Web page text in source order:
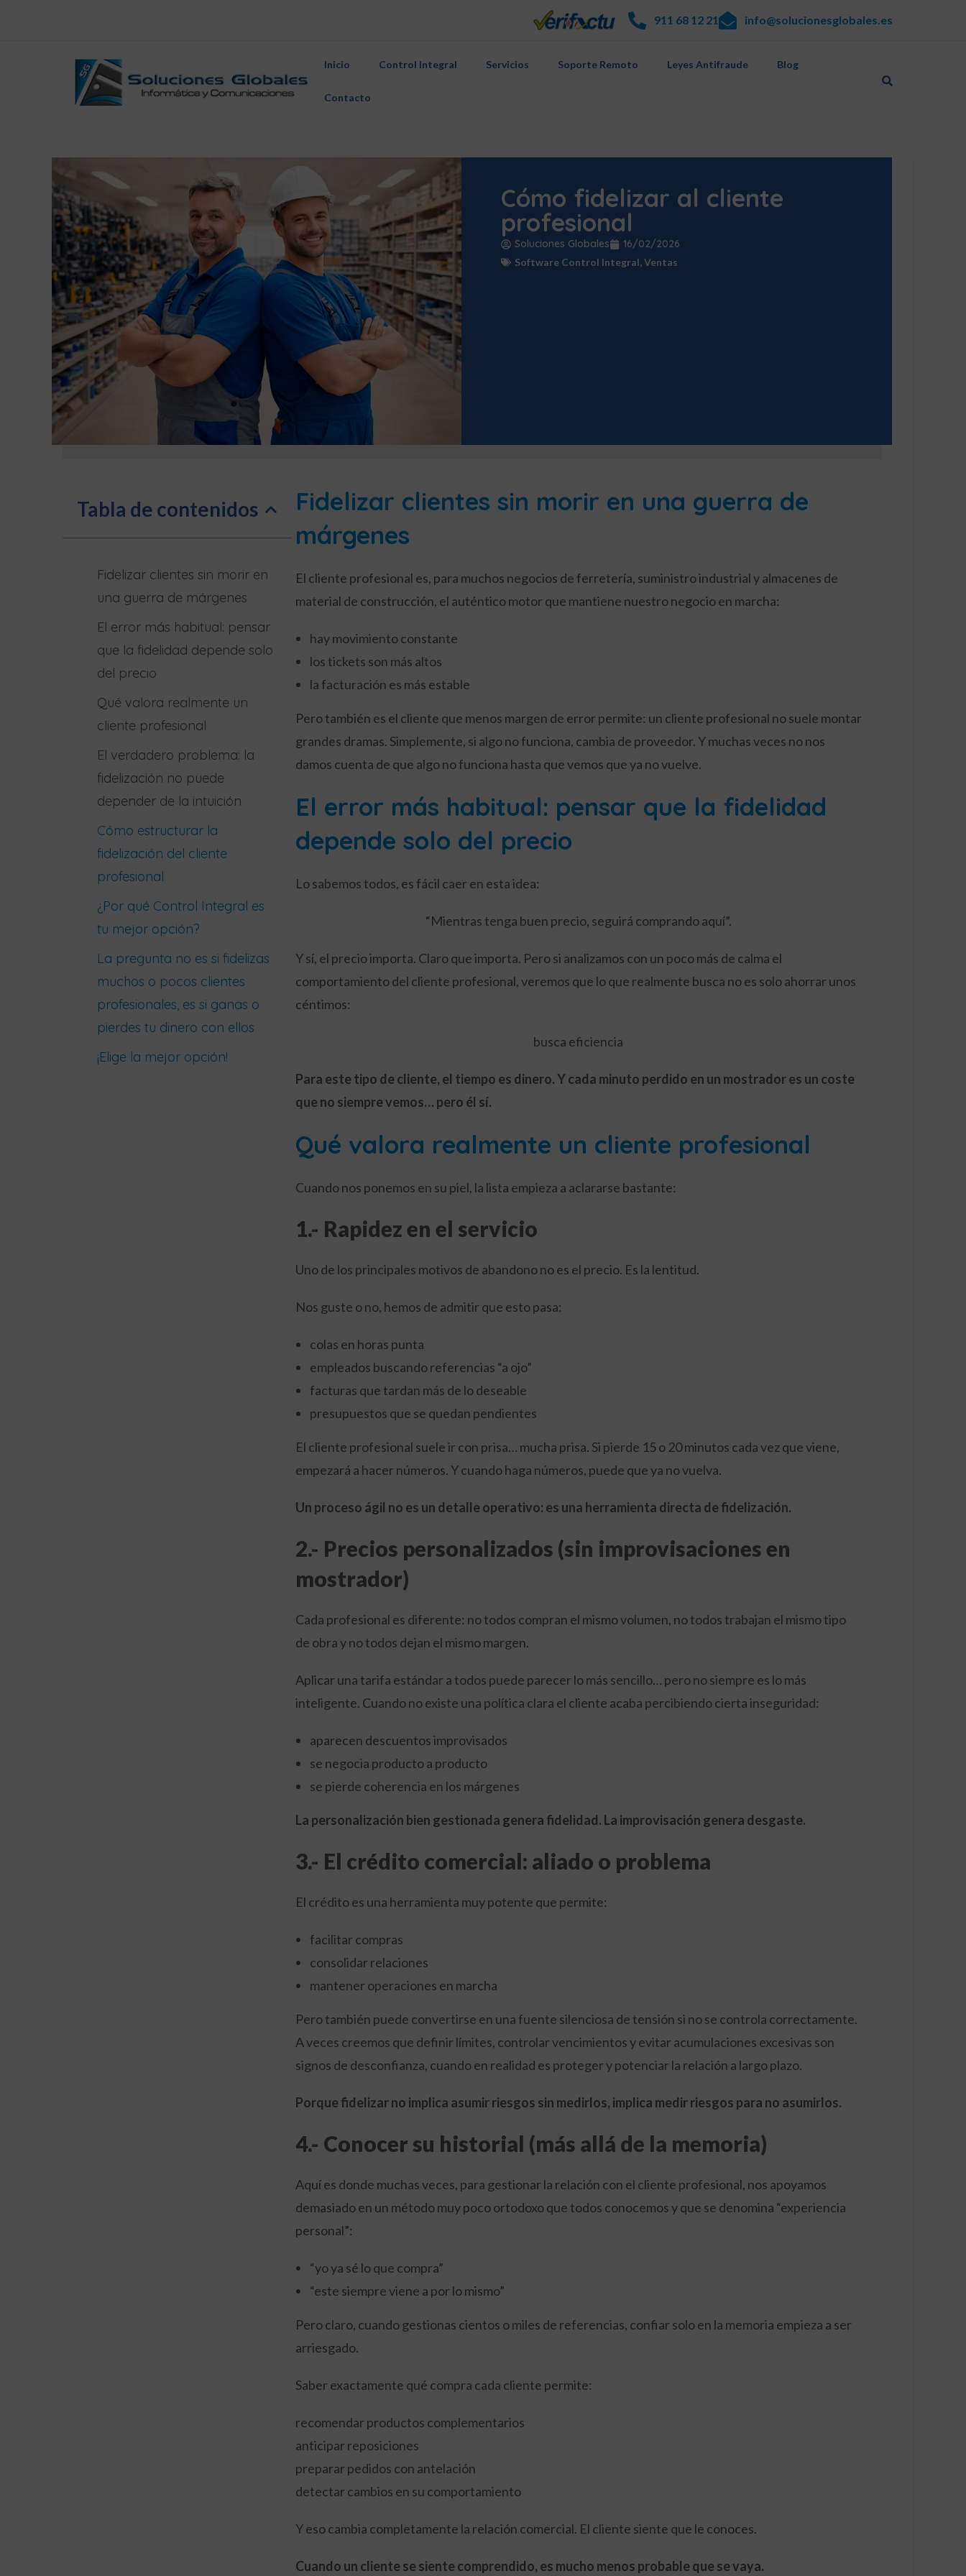
911 68 12 21 info@solucionesglobales.es
Inicio Control Integral Servicios Soporte Remoto Leyes Antifraude Blog
Contacto
Cómo fidelizar al cliente
profesional
Soluciones Globales 16/02/2026
Software Control Integral,Ventas
Tabla de contenidos
Fidelizar clientes sin morir en
una guerra de márgenes
El error más habitual: pensar
que la fidelidad depende solo
del precio
Qué valora realmente un
cliente profesional
El verdadero problema: la
fidelización no puede
depender de la intuición
Cómo estructurar la
fidelización del cliente
profesional
¿Por qué Control Integral es
tu mejor opción?
La pregunta no es si fidelizas
muchos o pocos clientes
profesionales, es si ganas o
pierdes tu dinero con ellos
¡Elige la mejor opción!
Fidelizar clientes sin morir en una guerra de
márgenes
El cliente profesional es, para muchos negocios de ferretería, suministro industrial y almacenes de
material de construcción, el auténtico motor que mantiene nuestro negocio en marcha:
hay movimiento constante
los tickets son más altos
la facturación es más estable
Pero también es el cliente que menos margen de error permite: un cliente profesional no suele montar
grandes dramas. Simplemente, si algo no funciona, cambia de proveedor. Y muchas veces no nos
damos cuenta de que algo no funciona hasta que vemos que ya no vuelve.
El error más habitual: pensar que la fidelidad
depende solo del precio
Lo sabemos todos, es fácil caer en esta idea:
“Mientras tenga buen precio, seguirá comprando aquí”.
Y sí, el precio importa. Claro que importa. Pero si analizamos con un poco más de calma el
comportamiento del cliente profesional, veremos que lo que realmente busca no es solo ahorrar unos
céntimos:
busca eficiencia
Para este tipo de cliente, el tiempo es dinero. Y cada minuto perdido en un mostrador es un coste
que no siempre vemos… pero él sí.
Qué valora realmente un cliente profesional
Cuando nos ponemos en su piel, la lista empieza a aclararse bastante:
1.- Rapidez en el servicio
Uno de los principales motivos de abandono no es el precio. Es la lentitud.
Nos guste o no, hemos de admitir que esto pasa:
colas en horas punta
empleados buscando referencias “a ojo”
facturas que tardan más de lo deseable
presupuestos que se quedan pendientes
El cliente profesional suele ir con prisa… mucha prisa. Si pierde 15 o 20 minutos cada vez que viene,
empezará a hacer números. Y cuando haga números, puede que ya no vuelva.
Un proceso ágil no es un detalle operativo: es una herramienta directa de fidelización.
2.- Precios personalizados (sin improvisaciones en
mostrador)
Cada profesional es diferente: no todos compran el mismo volumen, no todos trabajan el mismo tipo
de obra y no todos dejan el mismo margen.
Aplicar una tarifa estándar a todos puede parecer lo más sencillo… pero no siempre es lo más
inteligente. Cuando no existe una política clara el cliente acaba percibiendo cierta inseguridad:
aparecen descuentos improvisados
se negocia producto a producto
se pierde coherencia en los márgenes
La personalización bien gestionada genera fidelidad. La improvisación genera desgaste.
3.- El crédito comercial: aliado o problema
El crédito es una herramienta muy potente que permite:
facilitar compras
consolidar relaciones
mantener operaciones en marcha
Pero también puede convertirse en una fuente silenciosa de tensión si no se controla correctamente.
A veces creemos que definir límites, controlar vencimientos y evitar acumulaciones excesivas son
signos de desconfianza, cuando en realidad es proteger y potenciar la relación a largo plazo.
Porque fidelizar no implica asumir riesgos sin medirlos, implica medir riesgos para no asumirlos.
4.- Conocer su historial (más allá de la memoria)
Aquí es donde muchas veces, para gestionar la relación con el cliente profesional, nos apoyamos
demasiado en un método muy poco ortodoxo que todos conocemos y que se denomina “experiencia
personal”:
“yo ya sé lo que compra”
“este siempre viene a por lo mismo”
Pero claro, cuando gestionas cientos o miles de referencias, confiar solo en la memoria empieza a ser
arriesgado.
Saber exactamente qué compra cada cliente permite:
recomendar productos complementarios
anticipar reposiciones
preparar pedidos con antelación
detectar cambios en su comportamiento
Y eso cambia completamente la relación comercial. El cliente siente que le conoces.
Cuando un cliente se siente comprendido, es mucho menos probable que se vaya.